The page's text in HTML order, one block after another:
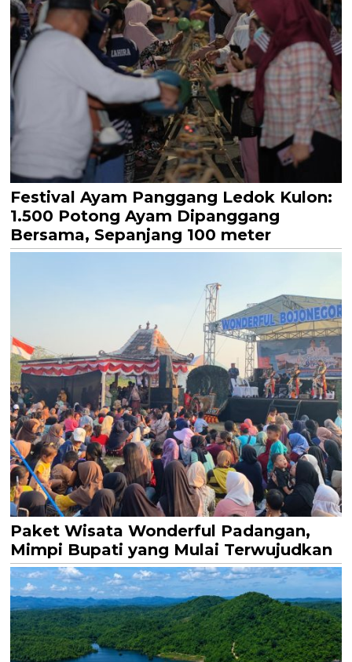
Festival Ayam Panggang Ledok Kulon:
1.500 Potong Ayam Dipanggang
Bersama, Sepanjang 100 meter
Paket Wisata Wonderful Padangan,
Mimpi Bupati yang Mulai Terwujudkan